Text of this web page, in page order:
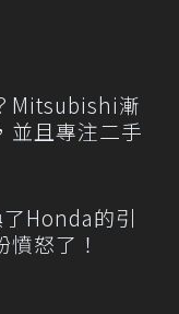
Mitsubishi漸
並且專注二手
Honda的引
怒了！